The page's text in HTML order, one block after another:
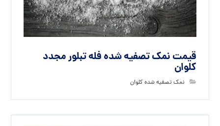
قیمت نمک تصفیه شده فله تبلور مجدد
کلوان
نمک تصفیه شده کلوان